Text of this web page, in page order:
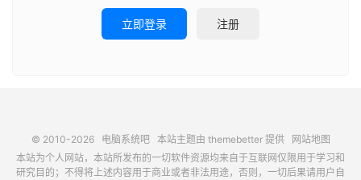
立即登录 注册
© 2010-2026 电脑系统吧本站主题由 themebetter提供
网站地图
本站为个人网站，本站所发布的一切软件资源均来自于互联网仅限用于学习和
研究目的；不得将上述内容用于商业或者非法用途，否则，一切后果请用户自